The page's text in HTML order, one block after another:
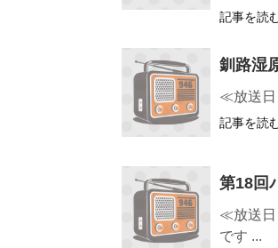
記事を読
釧路湿
≪放送日
記事を読
第18回
≪放送日
です ...